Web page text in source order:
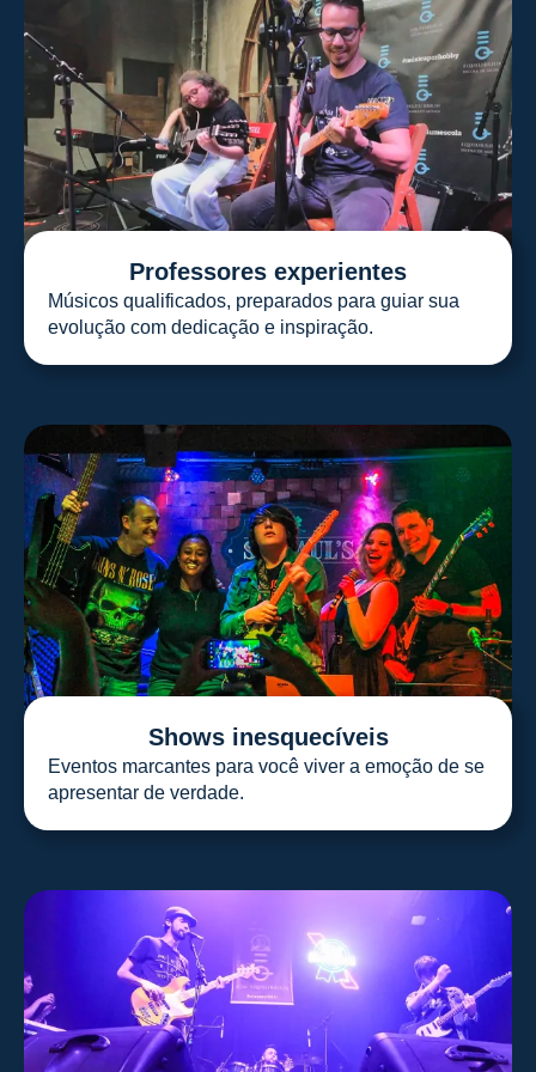
Professores experientes
Músicos qualificados, preparados para guiar sua
evolução com dedicação e inspiração.
Shows inesquecíveis
Eventos marcantes para você viver a emoção de se
apresentar de verdade.